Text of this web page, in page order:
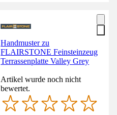
Handmuster zu
FLAIRSTONE Feinsteinzeug
Terrassenplatte Valley Grey
Artikel wurde noch nicht
bewertet.